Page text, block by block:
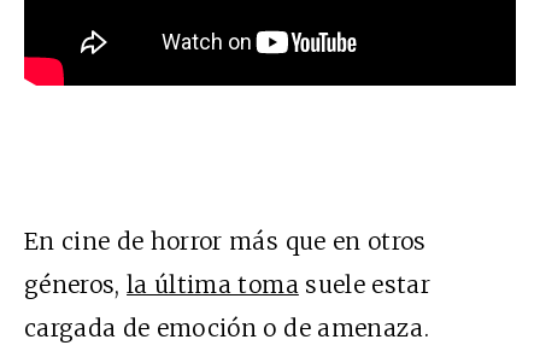
En cine de horror más que en otros
géneros,la última tomasuele estar
cargada de emoción o de amenaza.